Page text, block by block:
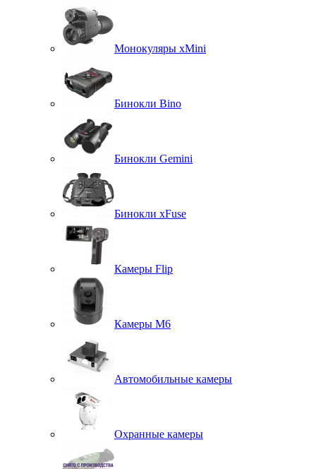
Монокуляры xMini
Бинокли Bino
Бинокли Gemini
Бинокли xFuse
Камеры Flip
Камеры M6
Автомобильные камеры
Охранные камеры